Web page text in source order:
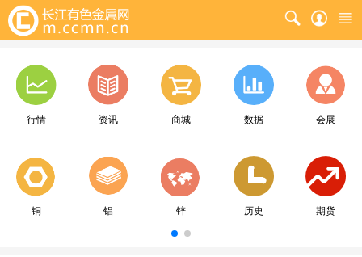
行情 资讯 商城 数据 会展
铜 铝 锌 历史 期货